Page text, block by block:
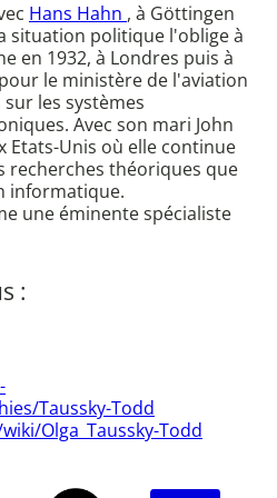
Hans Hahn , à Göttingen
situation politique l'oblige à
en 1932, à Londres puis à
le ministère de l'aviation
les systèmes
Avec son mari John
Etats-Unis où elle continue
recherches théoriques que
informatique.
une éminente spécialiste
:
Taussky-Todd
Olga_Taussky-Todd